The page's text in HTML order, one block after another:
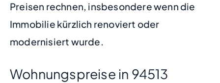
Preisen rechnen, insbesondere wenn die
Immobilie kürzlich renoviert oder
modernisiert wurde.
Wohnungspreise in 94513